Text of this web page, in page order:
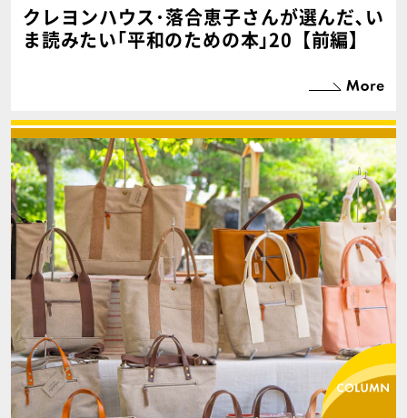
クレヨンハウス･落合恵子さんが選んだ､い
ま読みたい｢平和のための本｣20【前編】